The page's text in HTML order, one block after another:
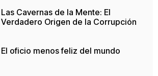
Las Cavernas de la Mente: El
Verdadero Origen de la Corrupción
El oficio menos feliz del mundo